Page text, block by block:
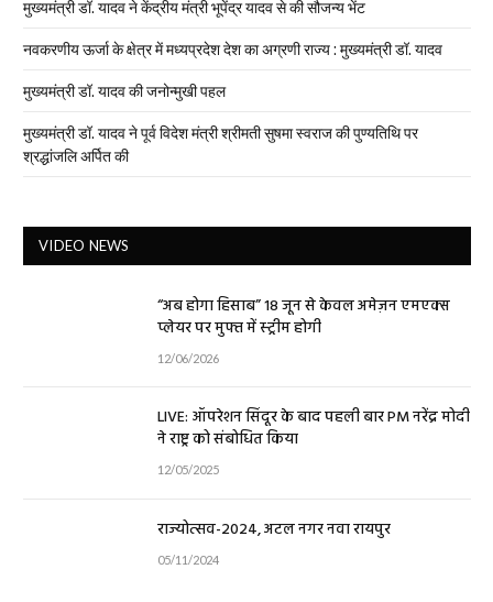
मुख्यमंत्री डॉ. यादव ने केंद्रीय मंत्री भूपेंद्र यादव से की सौजन्य भेंट
नवकरणीय ऊर्जा के क्षेत्र में मध्यप्रदेश देश का अग्रणी राज्य : मुख्यमंत्री डॉ. यादव
मुख्यमंत्री डॉ. यादव की जनोन्मुखी पहल
मुख्यमंत्री डॉ. यादव ने पूर्व विदेश मंत्री श्रीमती सुषमा स्वराज की पुण्यतिथि पर
श्रद्धांजलि अर्पित की
VIDEO NEWS
“अब होगा हिसाब” 18 जून से केवल अमेज़न एमएक्स
प्लेयर पर मुफ्त में स्ट्रीम होगी
12/06/2026
LIVE: ऑपरेशन सिंदूर के बाद पहली बार PM नरेंद्र मोदी
ने राष्ट्र को संबोधित किया
12/05/2025
राज्योत्सव-2024, अटल नगर नवा रायपुर
05/11/2024